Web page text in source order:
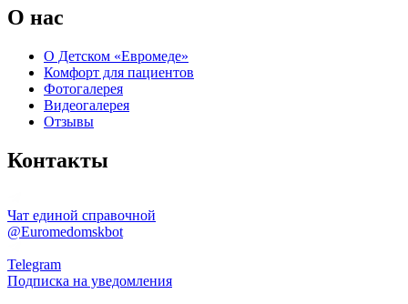
О нас
О Детском «Евромеде»
Комфорт для пациентов
Фотогалерея
Видеогалерея
Отзывы
Контакты
Чат единой справочной
@Euromedomskbot
Telegram
Подписка на уведомления